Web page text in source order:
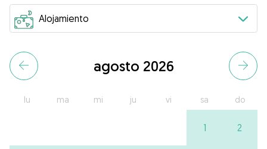
agosto 2026
lu ma mi ju vi sa do
1 2